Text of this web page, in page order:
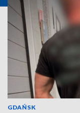
GDAŃSK